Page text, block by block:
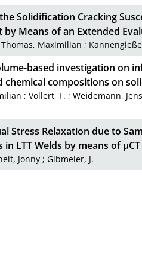
Solidification Cracking
by Means of an Extended
Thomas, Maximilian ;
based investigation on
chemical compositions on
;Vollert, F. ;Weidemann, Jens
Stress Relaxation due to
LTT Welds by means of µCT
Jonny ; Gibmeier, J.